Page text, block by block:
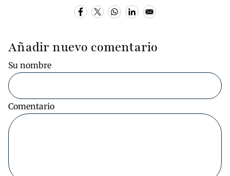
Añadir nuevo comentario
Su nombre
Comentario